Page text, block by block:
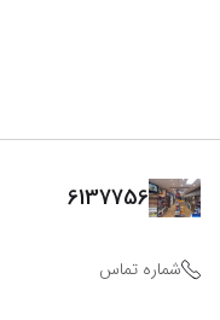
6137756
شماره تماس